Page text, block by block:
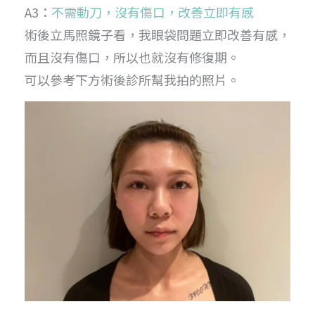
A3： 不需動刀，沒有傷口，改善立即有感
術後立馬照鏡子看，我眼袋問題立即改善有感，
而且沒有傷口，所以也就沒有修復期。
可以參考下方術後診所幫我拍的照片。